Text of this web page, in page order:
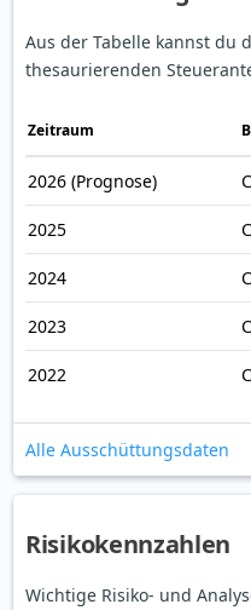
Aus der Tabelle kannst du
thesaurierenden
Zeitraum
2026 (Prognose)
2025
2024
2023
2022
Alle Ausschüttungsdaten
Risikokennzahlen
Wichtige Risiko- und